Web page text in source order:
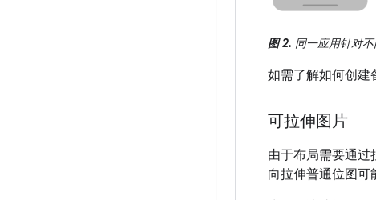
图 2. 同一应用针对不
如需了解如何创建
可拉伸图片
由于布局需要通
向拉伸普通位图可